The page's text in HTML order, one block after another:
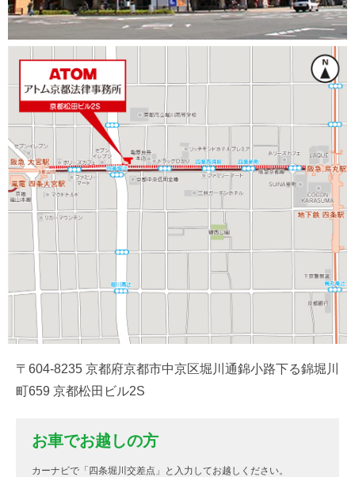
〒604-8235 京都府京都市中京区堀川通錦小路下る錦堀川
町659 京都松田ビル2S
お車でお越しの方
カーナビで「四条堀川交差点」と入力してお越しください。